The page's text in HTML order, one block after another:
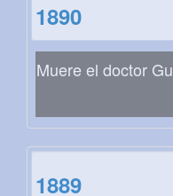
1890
Muere el doctor
1889